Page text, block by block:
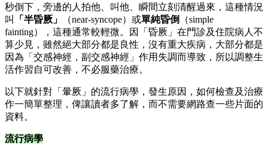
秒倒下，旁邊的人拍他、叫他、瞬間立刻清醒過來，這種情況
叫
「半昏厥」 （near-syncope）或單純昏倒
（simple
fainting），這種通常較輕微。因「昏厥」在門診及住院病人不
算少見，雖然絕大部分都是良性，沒有重大疾病，大部分都是
因為「交感神經，副交感神經」作用失調而導致，所以調整生
活作習自可改善，不必服藥治療。
以下就針對「暈厥」的流行病學，發生原因，如何檢查及治療
作一簡單整理，俾讓讀者多了解，而不需要網路查一些片面的
資料。
流行病學